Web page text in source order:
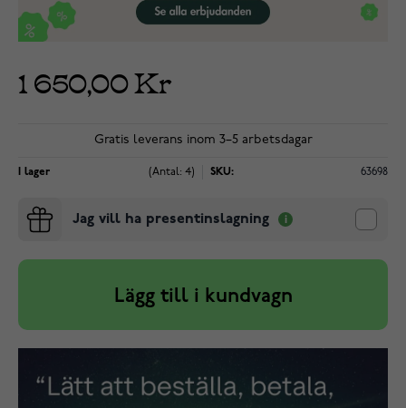
1 650,00 Kr
Gratis leverans inom 3–5 arbetsdagar
I lager (Antal: 4) SKU: 63698
Jag vill ha presentinslagning
Lägg till i kundvagn